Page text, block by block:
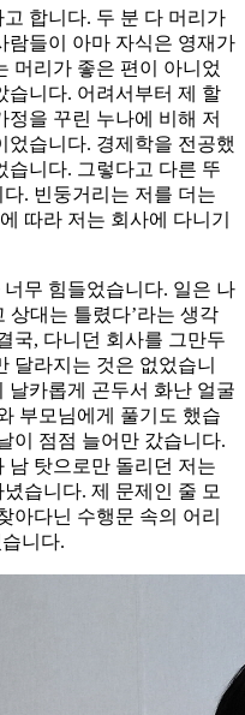
합니다. 두 분 다 머리가
람들이 아마 자식은 영재가
머리가 좋은 편이 아니었
습니다. 어려서부터 제 할
을 꾸린 누나에 비해 저
었습니다. 경제학을 전공했
습니다. 그렇다고 다른 뚜
. 빈둥거리는 저를 더는
따라 저는 회사에 다니기
무 힘들었습니다. 일은 나
상대는 틀렸다’라는 생각
국, 다니던 회사를 그만두
달라지는 것은 없었습니
날카롭게 곤두서 화난 얼굴
부모님에게 풀기도 했습
이 점점 늘어만 갔습니다.
남 탓으로만 돌리던 저는
습니다. 제 문제인 줄 모
아다닌 수행문 속의 어리
니다.